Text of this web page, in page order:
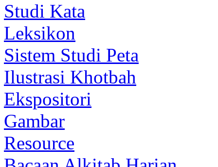
Studi Kata
Leksikon
Sistem Studi Peta
Ilustrasi Khotbah
Ekspositori
Gambar
Resource